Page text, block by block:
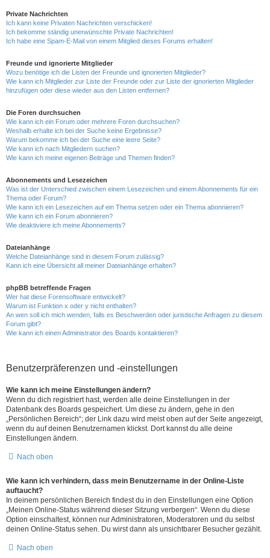
Private Nachrichten
Ich kann keine Privaten Nachrichten verschicken!
Ich bekomme ständig unerwünschte Private Nachrichten!
Ich habe eine Spam-E-Mail von einem Mitglied dieses Forums erhalten!
Freunde und ignorierte Mitglieder
Wozu benötige ich die Listen der Freunde und ignorierten Mitglieder?
Wie kann ich Mitglieder zur Liste der Freunde oder zur Liste der ignorierten Mitglieder
hinzufügen oder diese wieder aus den Listen entfernen?
Die Foren durchsuchen
Wie kann ich ein Forum oder mehrere Foren durchsuchen?
Weshalb erhalte ich bei der Suche keine Ergebnisse?
Warum bekomme ich bei der Suche eine leere Seite?
Wie kann ich nach Mitgliedern suchen?
Wie kann ich meine eigenen Beiträge und Themen finden?
Abonnements und Lesezeichen
Was ist der Unterschied zwischen einem Lesezeichen und einem Abonnements für ein
Thema oder Forum?
Wie kann ich ein Lesezeichen auf ein Thema setzen oder ein Thema abonnieren?
Wie kann ich ein Forum abonnieren?
Wie deaktiviere ich meine Abonnements?
Dateianhänge
Welche Dateianhänge sind in diesem Forum zulässig?
Kann ich eine Übersicht all meiner Dateianhänge erhalten?
phpBB betreffende Fragen
Wer hat diese Forensoftware entwickelt?
Warum ist Funktion x oder y nicht enthalten?
An wen soll ich mich wenden, falls es Beschwerden oder juristische Anfragen zu diesem
Forum gibt?
Wie kann ich einen Administrator des Boards kontaktieren?
Benutzerpräferenzen und -einstellungen
Wie kann ich meine Einstellungen ändern?
Wenn du dich registriert hast, werden alle deine Einstellungen in der
Datenbank des Boards gespeichert. Um diese zu ändern, gehe in den
„Persönlichen Bereich“; der Link dazu wird meist oben auf der Seite angezeigt,
wenn du auf deinen Benutzernamen klickst. Dort kannst du alle deine
Einstellungen ändern.
Nach oben
Wie kann ich verhindern, dass mein Benutzername in der Online-Liste
auftaucht?
In deinem persönlichen Bereich findest du in den Einstellungen eine Option
„Meinen Online-Status während dieser Sitzung verbergen“. Wenn du diese
Option einschaltest, können nur Administratoren, Moderatoren und du selbst
deinen Online-Status sehen. Du wirst dann als unsichtbarer Besucher gezählt.
Nach oben